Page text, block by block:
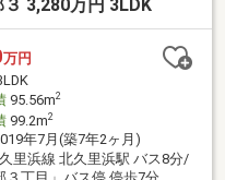
3,280万円 3LDK
万円
95.56m2
99.2m2
年7月(築7年2ヶ月)
里浜線 北久里浜駅 バス8分/